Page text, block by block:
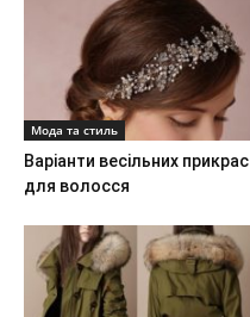
Мода та стиль
Варіанти весільних прикрас
для волосся